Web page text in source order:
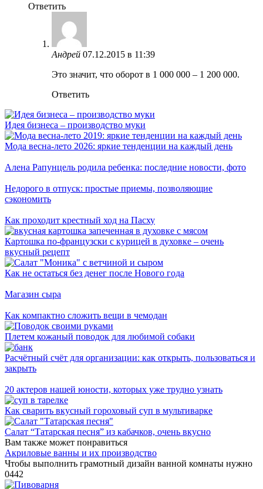
Ответить
Андрей 07.12.2015 в 11:39
Это значит, что оборот в 1 000 000 – 1 200 000.
Ответить
Идея бизнеса – производство муки
Мода весна-лето 2026: яркие тенденции на каждый день
Алена Рапунцель родила ребенка: последние новости, фото
Недорого в отпуск: простые приемы, позволяющие
сэкономить
Как проходит крестный ход на Пасху
Картошка по-французски с курицей в духовке – очень
вкусный рецепт
Как не остаться без денег после Нового года
Магазин сыра
Как компактно сложить вещи в чемодан
Плетем кожаный поводок для любимой собаки
Расчётный счёт для организации: как открыть, пользоваться и
закрыть
20 актеров нашей юности, которых уже трудно узнать
Как сварить вкусный гороховый суп в мультиварке
Салат “Татарская песня” из кабачков, очень вкусно
Вам также может понравиться
Акриловые ванны и их производство
Чтобы выполнить грамотный дизайн ванной комнаты нужно
0442